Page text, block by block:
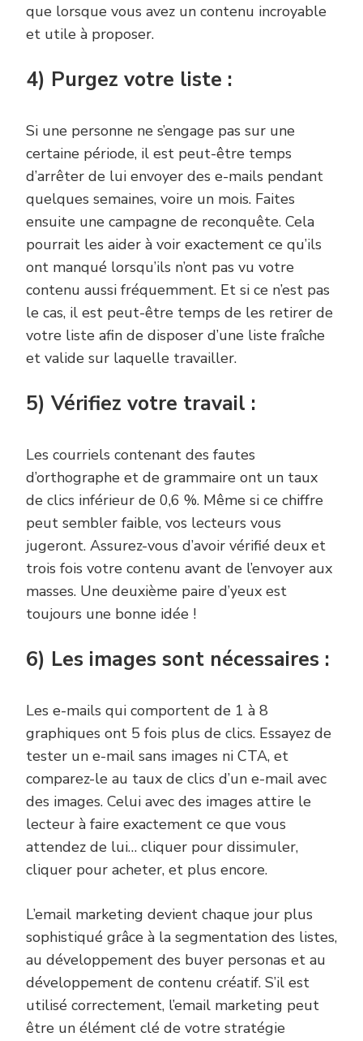
que lorsque vous avez un contenu incroyable
et utile à proposer.
4) Purgez votre liste :
Si une personne ne s’engage pas sur une
certaine période, il est peut-être temps
d’arrêter de lui envoyer des e-mails pendant
quelques semaines, voire un mois. Faites
ensuite une campagne de reconquête. Cela
pourrait les aider à voir exactement ce qu’ils
ont manqué lorsqu’ils n’ont pas vu votre
contenu aussi fréquemment. Et si ce n’est pas
le cas, il est peut-être temps de les retirer de
votre liste afin de disposer d’une liste fraîche
et valide sur laquelle travailler.
5) Vérifiez votre travail :
Les courriels contenant des fautes
d’orthographe et de grammaire ont un taux
de clics inférieur de 0,6 %. Même si ce chiffre
peut sembler faible, vos lecteurs vous
jugeront. Assurez-vous d’avoir vérifié deux et
trois fois votre contenu avant de l’envoyer aux
masses. Une deuxième paire d’yeux est
toujours une bonne idée !
6) Les images sont nécessaires :
Les e-mails qui comportent de 1 à 8
graphiques ont 5 fois plus de clics. Essayez de
tester un e-mail sans images ni CTA, et
comparez-le au taux de clics d’un e-mail avec
des images. Celui avec des images attire le
lecteur à faire exactement ce que vous
attendez de lui… cliquer pour dissimuler,
cliquer pour acheter, et plus encore.
L’email marketing devient chaque jour plus
sophistiqué grâce à la segmentation des listes,
au développement des buyer personas et au
développement de contenu créatif. S’il est
utilisé correctement, l’email marketing peut
être un élément clé de votre stratégie